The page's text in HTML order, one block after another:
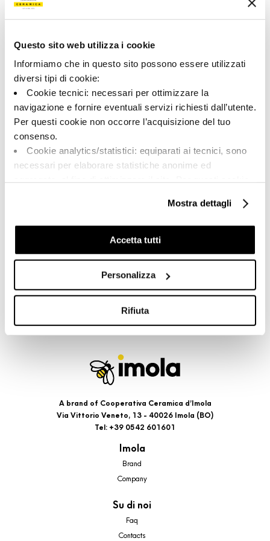
Questo sito web utilizza i cookie
Informiamo che in questo sito possono essere utilizzati
diversi tipi di cookie:
Cookie tecnici: necessari per ottimizzare la
navigazione e fornire eventuali servizi richiesti dall’utente.
Per questi cookie non occorre l’acquisizione del tuo
consenso.
Cookie analytics/statistici: equiparati ai tecnici, sono
necessari per elaborare statistiche anonime ed
Cookie di profilazione/marketing: sono utilizzati, solo
previo tuo consenso, per esaminare le tue abitudini di
navigazione e mostrarti quindi avvisi pubblicitari mirati, in
linea con le tue preferenze.
cookie di profilazione, selezionando uno dei bottoni sotto
riportati. Puoi avere maggiori dettagli visionando
l’Informativa estesa cookie. La chiusura del presente
banner comporterà il permanere dei soli cookie tecnici ed
comunque modificare le tue scelte in qualsiasi momento,
accedendo al link presente nel footer.
Mostra dettagli
Accetta tutti
Personalizza
Rifiuta
182642 | PIASEN6 60 RM
Collection
00785
Beige gris
Catégorie:
Fond
Format:
naturel
Aspect superficiel:
mat
Stonalisation:
Share:
A brand of Cooperativa Ceramica d’Imola
Via Vittorio Veneto, 13 - 40026 Imola (BO)
Tel: +39 0542 601601
Imola
Brand
Company
Su di noi
Faq
Contacts